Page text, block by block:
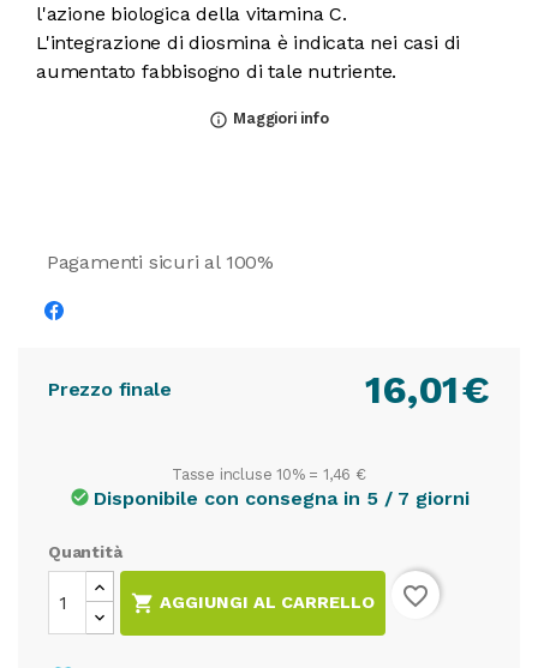
l'azione biologica della vitamina C.
L'integrazione di diosmina è indicata nei casi di
aumentato fabbisogno di tale nutriente.
info_outline Maggiori info
Pagamenti sicuri al 100%
Prezzo finale €
16,01
Tasse incluse 10% =1,46 €
check_circle Disponibile con consegna in 5 / 7 giorni
Quantità
 AGGIUNGI AL CARRELLO favorite_border